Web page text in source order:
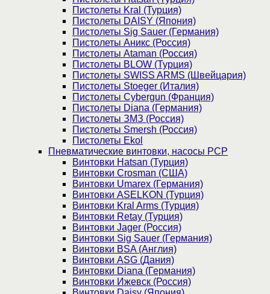
Пистолеты Kral (Турция)
Пистолеты DAISY (Япония)
Пистолеты Sig Sauer (Германия)
Пистолеты Аникс (Россия)
Пистолеты Ataman (Россия)
Пистолеты BLOW (Турция)
Пистолеты SWISS ARMS (Швейцария)
Пистолеты Stoeger (Италия)
Пистолеты Cybergun (Франция)
Пистолеты Diana (Германия)
Пистолеты ЗМЗ (Россия)
Пистолеты Smersh (Россия)
Пистолеты Ekol
Пневматические винтовки, насосы PCP
Винтовки Hatsan (Турция)
Винтовки Crosman (США)
Винтовки Umarex (Германия)
Винтовки ASELKON (Турция)
Винтовки Kral Arms (Турция)
Винтовки Retay (Турция)
Винтовки Jager (Россия)
Винтовки Sig Sauer (Германия)
Винтовки BSA (Англия)
Винтовки ASG (Дания)
Винтовки Diana (Германия)
Винтовки Ижевск (Россия)